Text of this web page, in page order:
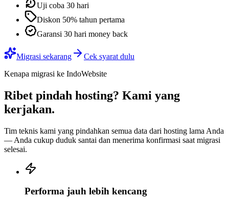
Uji coba 30 hari
Diskon 50% tahun pertama
Garansi 30 hari money back
Migrasi sekarang
Cek syarat dulu
Kenapa migrasi ke IndoWebsite
Ribet pindah hosting? Kami yang
kerjakan.
Tim teknis kami yang pindahkan semua data dari hosting lama Anda
— Anda cukup duduk santai dan menerima konfirmasi saat migrasi
selesai.
Performa jauh lebih kencang